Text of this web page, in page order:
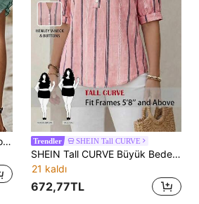
Linhara Büyük Beden Kadın Kontrast Dantel Dekolteli V Yaka Yaprak Detaylı Kısa Kollu Günlük Bluz
Trendler SHEIN Tall CURVE
SHEIN Tall CURVE Büyük Beden Yazlık Günlük Çizgili V Yakalı Kısa Kollu Gömlek
21 kaldı
672,77TL